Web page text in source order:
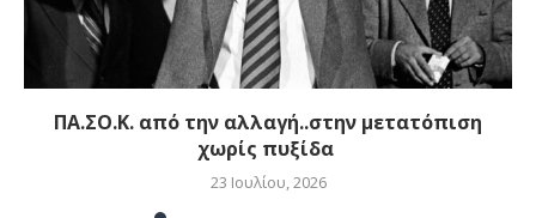
ΠΑ.ΣΟ.Κ. από την αλλαγή..στην μετατόπιση
χωρίς πυξίδα
23 Ιουλίου, 2026